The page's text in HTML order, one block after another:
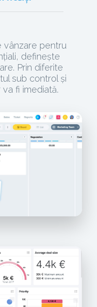
vânzare pentru
definește
Prin diferite
sub control și
fi imediată.